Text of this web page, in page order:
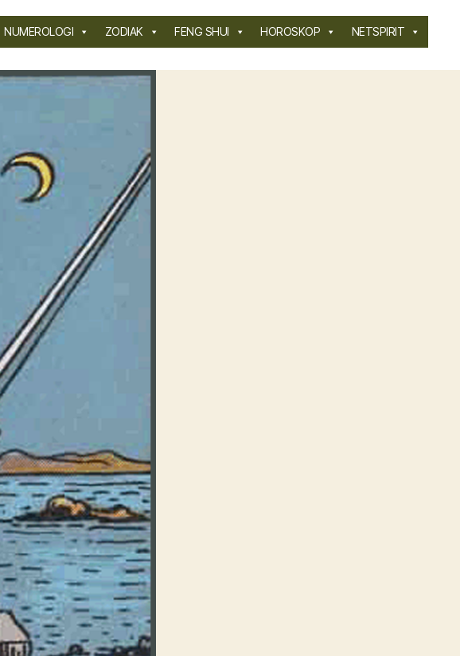
NUMEROLOGI ZODIAK FENG SHUI HOROSKOP NETSPIRIT